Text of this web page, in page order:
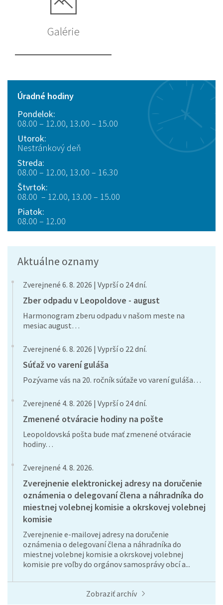
Galérie
Úradné hodiny
Pondelok:
08.00 – 12.00, 13.00 – 15.00
Utorok:
Nestránkový deň
Streda:
08.00 – 12.00, 13.00 – 16.30
Štvrtok:
08.00 – 12.00, 13.00 – 15.00
Piatok:
08.00 – 12.00
Aktuálne oznamy
Zverejnené 6. 8. 2026 | Vyprší o 24 dní.
Zber odpadu v Leopoldove - august
Harmonogram zberu odpadu v našom meste na
mesiac august…
Zverejnené 6. 8. 2026 | Vyprší o 22 dní.
Súťaž vo varení guláša
Pozývame vás na 20. ročník súťaže vo varení guláša…
Zverejnené 4. 8. 2026 | Vyprší o 24 dní.
Zmenené otváracie hodiny na pošte
Leopoldovská pošta bude mať zmenené otváracie
hodiny…
Zverejnené 4. 8. 2026.
Zverejnenie elektronickej adresy na doručenie
oznámenia o delegovaní člena a náhradníka do
miestnej volebnej komisie a okrskovej volebnej
komisie
Zverejnenie e-mailovej adresy na doručenie
oznámenia o delegovaní člena a náhradníka do
miestnej volebnej komisie a okrskovej volebnej
komisie pre voľby do orgánov samosprávy obcí a...
Zobraziť archív